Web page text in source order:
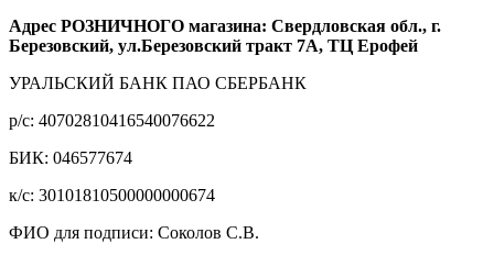
Адрес РОЗНИЧНОГО магазина: Свердловская обл., г.
Березовский, ул.Березовский тракт 7А, ТЦ Ерофей
УРАЛЬСКИЙ БАНК ПАО СБЕРБАНК
р/c: 40702810416540076622
БИК: 046577674
к/c: 30101810500000000674
ФИО для подписи: Соколов С.В.